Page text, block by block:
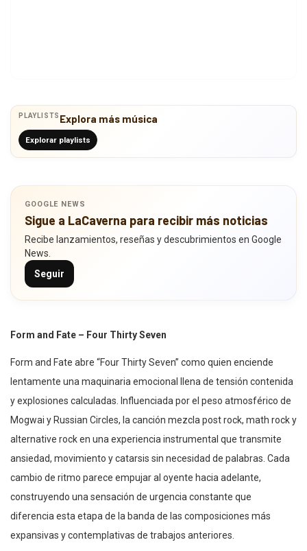
PLAYLISTS Explora más música
Explorar playlists
GOOGLE NEWS
Sigue a LaCaverna para recibir más noticias
Recibe lanzamientos, reseñas y descubrimientos en Google
News.
Seguir
Form and Fate – Four Thirty Seven
Form and Fate abre “Four Thirty Seven” como quien enciende
lentamente una maquinaria emocional llena de tensión contenida
y explosiones calculadas. Influenciada por el peso atmosférico de
Mogwai y Russian Circles, la canción mezcla post rock, math rock y
alternative rock en una experiencia instrumental que transmite
ansiedad, movimiento y catarsis sin necesidad de palabras. Cada
cambio de ritmo parece empujar al oyente hacia adelante,
construyendo una sensación de urgencia constante que
diferencia esta etapa de la banda de las composiciones más
expansivas y contemplativas de trabajos anteriores.